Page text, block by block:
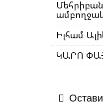
Իլհամ
ԿԱՐՈ